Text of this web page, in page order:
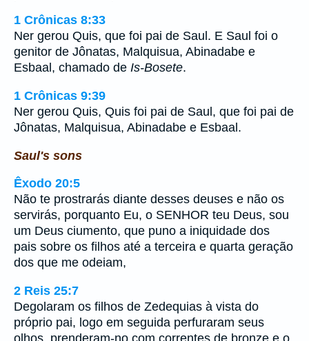
1 Crônicas 8:33
Ner gerou Quis, que foi pai de Saul. E Saul foi o
genitor de Jônatas, Malquisua, Abinadabe e
Esbaal, chamado de Is-Bosete.
1 Crônicas 9:39
Ner gerou Quis, Quis foi pai de Saul, que foi pai de
Jônatas, Malquisua, Abinadabe e Esbaal.
Saul's sons
Êxodo 20:5
Não te prostrarás diante desses deuses e não os
servirás, porquanto Eu, o SENHOR teu Deus, sou
um Deus ciumento, que puno a iniquidade dos
pais sobre os filhos até a terceira e quarta geração
dos que me odeiam,
2 Reis 25:7
Degolaram os filhos de Zedequias à vista do
próprio pai, logo em seguida perfuraram seus
olhos, prenderam-no com correntes de bronze e o